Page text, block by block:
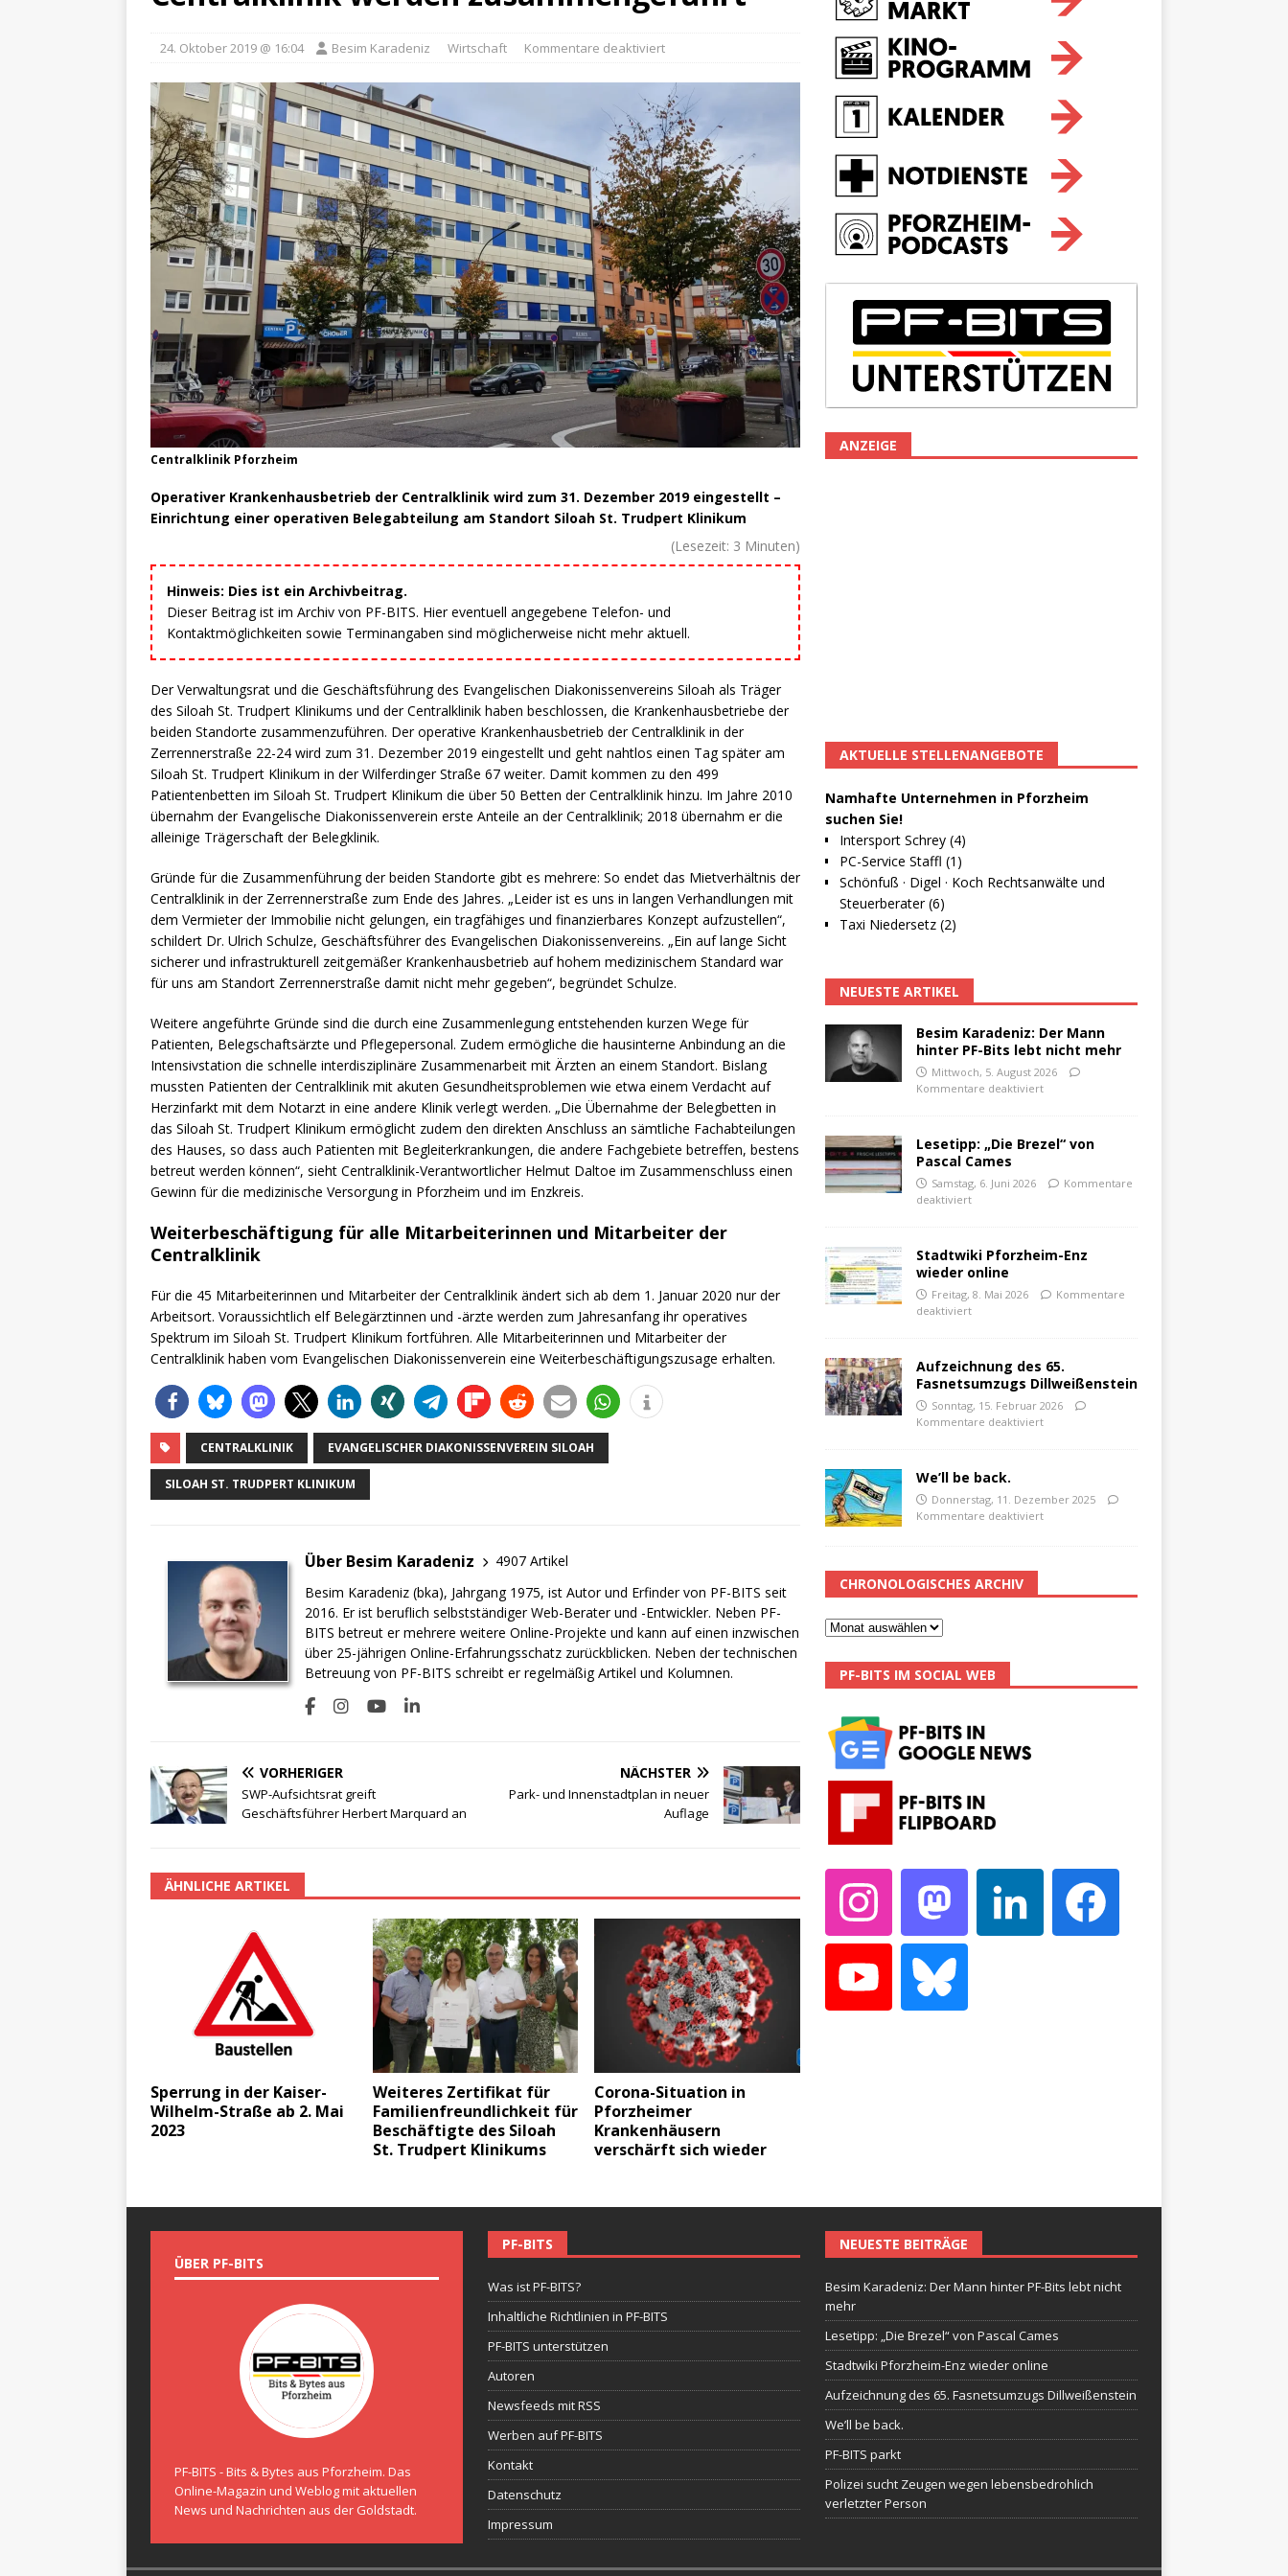
24. Oktober 2019 @ 16:04 Besim Karadeniz Wirtschaft Kommentare deaktiviert
Centralklinik Pforzheim
Operativer Krankenhausbetrieb der Centralklinik wird zum 31. Dezember 2019 eingestellt –
Einrichtung einer operativen Belegabteilung am Standort Siloah St. Trudpert Klinikum
(Lesezeit: 3 Minuten)
Hinweis: Dies ist ein Archivbeitrag.
Dieser Beitrag ist im Archiv von PF-BITS. Hier eventuell angegebene Telefon- und
Kontaktmöglichkeiten sowie Terminangaben sind möglicherweise nicht mehr aktuell.
Der Verwaltungsrat und die Geschäftsführung des Evangelischen Diakonissenvereins Siloah als Träger
des Siloah St. Trudpert Klinikums und der Centralklinik haben beschlossen, die Krankenhausbetriebe der
beiden Standorte zusammenzuführen. Der operative Krankenhausbetrieb der Centralklinik in der
Zerrennerstraße 22-24 wird zum 31. Dezember 2019 eingestellt und geht nahtlos einen Tag später am
Siloah St. Trudpert Klinikum in der Wilferdinger Straße 67 weiter. Damit kommen zu den 499
Patientenbetten im Siloah St. Trudpert Klinikum die über 50 Betten der Centralklinik hinzu. Im Jahre 2010
übernahm der Evangelische Diakonissenverein erste Anteile an der Centralklinik; 2018 übernahm er die
alleinige Trägerschaft der Belegklinik.
Gründe für die Zusammenführung der beiden Standorte gibt es mehrere: So endet das Mietverhältnis der
Centralklinik in der Zerrennerstraße zum Ende des Jahres. „Leider ist es uns in langen Verhandlungen mit
dem Vermieter der Immobilie nicht gelungen, ein tragfähiges und finanzierbares Konzept aufzustellen“,
schildert Dr. Ulrich Schulze, Geschäftsführer des Evangelischen Diakonissenvereins. „Ein auf lange Sicht
sicherer und infrastrukturell zeitgemäßer Krankenhausbetrieb auf hohem medizinischem Standard war
für uns am Standort Zerrennerstraße damit nicht mehr gegeben“, begründet Schulze.
Weitere angeführte Gründe sind die durch eine Zusammenlegung entstehenden kurzen Wege für
Patienten, Belegschaftsärzte und Pflegepersonal. Zudem ermögliche die hausinterne Anbindung an die
Intensivstation die schnelle interdisziplinäre Zusammenarbeit mit Ärzten an einem Standort. Bislang
mussten Patienten der Centralklinik mit akuten Gesundheitsproblemen wie etwa einem Verdacht auf
Herzinfarkt mit dem Notarzt in eine andere Klinik verlegt werden. „Die Übernahme der Belegbetten in
das Siloah St. Trudpert Klinikum ermöglicht zudem den direkten Anschluss an sämtliche Fachabteilungen
des Hauses, so dass auch Patienten mit Begleiterkrankungen, die andere Fachgebiete betreffen, bestens
betreut werden können“, sieht Centralklinik-Verantwortlicher Helmut Daltoe im Zusammenschluss einen
Gewinn für die medizinische Versorgung in Pforzheim und im Enzkreis.
Weiterbeschäftigung für alle Mitarbeiterinnen und Mitarbeiter der
Centralklinik
Für die 45 Mitarbeiterinnen und Mitarbeiter der Centralklinik ändert sich ab dem 1. Januar 2020 nur der
Arbeitsort. Voraussichtlich elf Belegärztinnen und -ärzte werden zum Jahresanfang ihr operatives
Spektrum im Siloah St. Trudpert Klinikum fortführen. Alle Mitarbeiterinnen und Mitarbeiter der
Centralklinik haben vom Evangelischen Diakonissenverein eine Weiterbeschäftigungszusage erhalten.
CENTRALKLINIK EVANGELISCHER DIAKONISSENVEREIN SILOAH
SILOAH ST. TRUDPERT KLINIKUM
Über Besim Karadeniz
4907 Artikel
Besim Karadeniz (bka), Jahrgang 1975, ist Autor und Erfinder von PF-BITS seit
2016. Er ist beruflich selbstständiger Web-Berater und -Entwickler. Neben PF-
BITS betreut er mehrere weitere Online-Projekte und kann auf einen inzwischen
über 25-jährigen Online-Erfahrungsschatz zurückblicken. Neben der technischen
Betreuung von PF-BITS schreibt er regelmäßig Artikel und Kolumnen.
VORHERIGER
SWP-Aufsichtsrat greift
Geschäftsführer Herbert Marquard an
NÄCHSTER
Park- und Innenstadtplan in neuer
Auflage
ÄHNLICHE ARTIKEL
Sperrung in der Kaiser-
Wilhelm-Straße ab 2. Mai
2023
Weiteres Zertifikat für
Familienfreundlichkeit für
Beschäftigte des Siloah
St. Trudpert Klinikums
Corona-Situation in
Pforzheimer
Krankenhäusern
verschärft sich wieder
ANZEIGE
AKTUELLE STELLENANGEBOTE
Namhafte Unternehmen in Pforzheim
suchen Sie!
Intersport Schrey (4)
PC-Service Staffl (1)
Schönfuß · Digel · Koch Rechtsanwälte und
Steuerberater (6)
Taxi Niedersetz (2)
NEUESTE ARTIKEL
Besim Karadeniz: Der Mann
hinter PF-Bits lebt nicht mehr
Mittwoch, 5. August 2026
Kommentare deaktiviert
Lesetipp: „Die Brezel“ von
Pascal Cames
Samstag, 6. Juni 2026
Kommentare
deaktiviert
Stadtwiki Pforzheim-Enz
wieder online
Freitag, 8. Mai 2026
Kommentare
deaktiviert
Aufzeichnung des 65.
Fasnetsumzugs Dillweißenstein
Sonntag, 15. Februar 2026
Kommentare deaktiviert
We’ll be back.
Donnerstag, 11. Dezember 2025
Kommentare deaktiviert
CHRONOLOGISCHES ARCHIV
PF-BITS IM SOCIAL WEB
ÜBER PF-BITS
PF-BITS - Bits & Bytes aus Pforzheim. Das
Online-Magazin und Weblog mit aktuellen
News und Nachrichten aus der Goldstadt.
PF-BITS
Was ist PF-BITS?
Inhaltliche Richtlinien in PF-BITS
PF-BITS unterstützen
Autoren
Newsfeeds mit RSS
Werben auf PF-BITS
Kontakt
Datenschutz
Impressum
NEUESTE BEITRÄGE
Besim Karadeniz: Der Mann hinter PF-Bits lebt nicht
mehr
Lesetipp: „Die Brezel“ von Pascal Cames
Stadtwiki Pforzheim-Enz wieder online
Aufzeichnung des 65. Fasnetsumzugs Dillweißenstein
We’ll be back.
PF-BITS parkt
Polizei sucht Zeugen wegen lebensbedrohlich
verletzter Person